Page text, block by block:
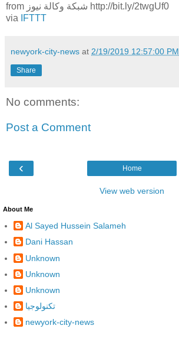
from شبكة وكالة نيوز http://bit.ly/2twgUf0
via
IFTTT
newyork-city-news at 2/19/2019 12:57:00 PM
Share
No comments:
Post a Comment
‹ Home
View web version
About Me
Al Sayed Hussein Salameh
Dani Hassan
Unknown
Unknown
Unknown
تكنولوجيا
newyork-city-news